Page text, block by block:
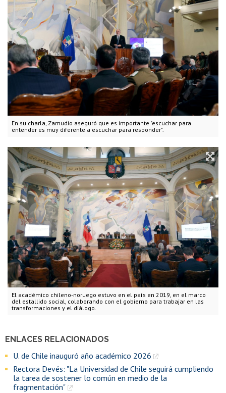
En su charla, Zamudio aseguró que es importante "escuchar para
entender es muy diferente a escuchar para responder".
El académico chileno-noruego estuvo en el país en 2019, en el marco
del estallido social, colaborando con el gobierno para trabajar en las
transformaciones y el diálogo.
ENLACES RELACIONADOS
U. de Chile inauguró año académico 2026
Rectora Devés: "La Universidad de Chile seguirá cumpliendo
la tarea de sostener lo común en medio de la
fragmentación"